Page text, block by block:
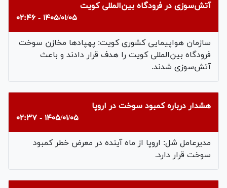
آتش‌سوزی در فرودگاه بین‌المللی کویت
۱۴۰۵/۰۱/۰۵ - ۰۲:۴۶
سازمان هواپیمایی کشوری کویت: پهپادها مخازن سوخت
فرودگاه بین‌المللی کویت را هدف قرار دادند و باعث
آتش‌سوزی شدند.
هشدار درباره کمبود سوخت در اروپا
۱۴۰۵/۰۱/۰۵ - ۰۲:۳۷
مدیرعامل شل: اروپا از ماه آینده در معرض خطر کمبود
سوخت قرار دارد.